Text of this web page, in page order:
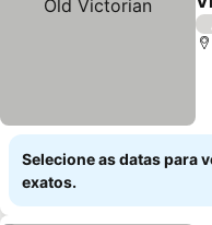
Selecione as datas para
exatos.